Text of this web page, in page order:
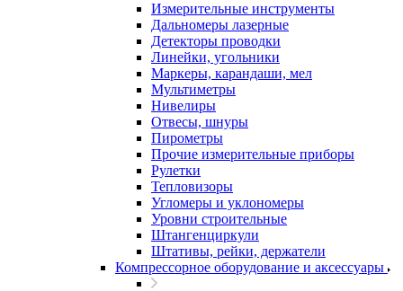
Измерительные инструменты
Дальномеры лазерные
Детекторы проводки
Линейки, угольники
Маркеры, карандаши, мел
Мультиметры
Нивелиры
Отвесы, шнуры
Пирометры
Прочие измерительные приборы
Рулетки
Тепловизоры
Угломеры и уклономеры
Уровни строительные
Штангенциркули
Штативы, рейки, держатели
Компрессорное оборудование и аксессуары